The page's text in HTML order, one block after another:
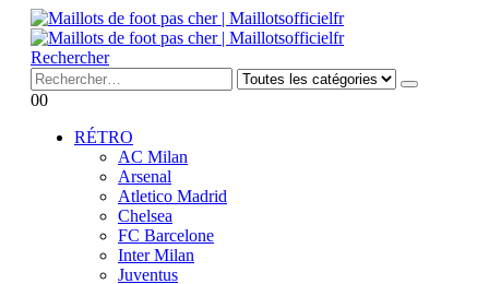
Rechercher
00
RÉTRO
AC Milan
Arsenal
Atletico Madrid
Chelsea
FC Barcelone
Inter Milan
Juventus